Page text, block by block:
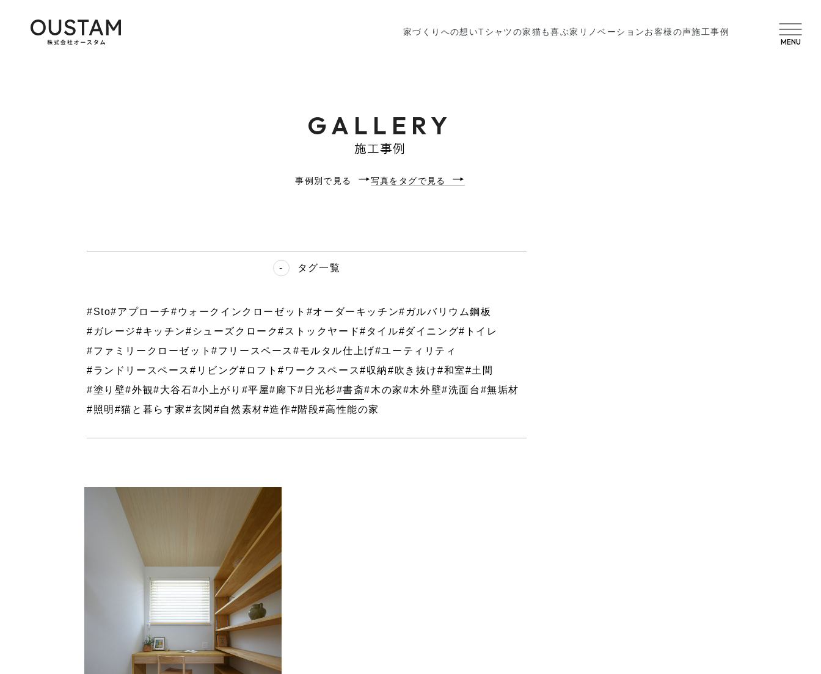
家づくりへの想いTシャツの家猫も喜ぶ家 リノベーションお客様の声施工事例
MENU
GALLERY
施工事例
事例別で見る 写真をタグで見る
タグ一覧
#Sto#アプローチ#ウォークインクローゼット #オーダーキッチン#ガルバリウム鋼板
#ガレージ#キッチン#シューズクローク#ストックヤード#タイル#ダイニング#トイレ
#ファミリークローゼット#フリースペース#モルタル仕上げ#ユーティリティ
#ランドリースペース #リビング#ロフト#ワークスペース#収納#吹き抜け#和室#土間
#塗り壁#外観#大谷石#小上がり #平屋#廊下#日光杉#書斎#木の家#木外壁#洗面台 #無垢材
#照明 #猫と暮らす家#玄関 #自然素材#造作#階段#高性能の家